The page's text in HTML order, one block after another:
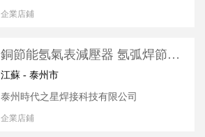
企業店鋪
銅節能氬氣表減壓器 氬弧焊節氣
閥門 節能壓力表 氬氣瓶表頭配件
江蘇 - 泰州市
泰州時代之星焊接科技有限公司
企業店鋪